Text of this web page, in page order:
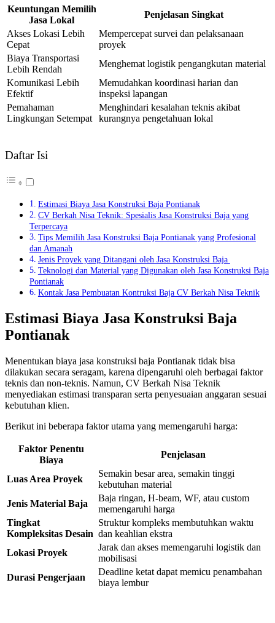
Keuntungan Memilih
Jasa Lokal
Penjelasan Singkat
Akses Lokasi Lebih
Cepat
Mempercepat survei dan pelaksanaan
proyek
Biaya Transportasi
Lebih Rendah
Menghemat logistik pengangkutan material
Komunikasi Lebih
Efektif
Memudahkan koordinasi harian dan
inspeksi lapangan
Pemahaman
Lingkungan Setempat
Menghindari kesalahan teknis akibat
kurangnya pengetahuan lokal
Daftar Isi
Estimasi Biaya Jasa Konstruksi Baja Pontianak
CV Berkah Nisa Teknik: Spesialis Jasa Konstruksi Baja yang
Terpercaya
Tips Memilih Jasa Konstruksi Baja Pontianak yang Profesional
dan Amanah
Jenis Proyek yang Ditangani oleh Jasa Konstruksi Baja
Teknologi dan Material yang Digunakan oleh Jasa Konstruksi Baja
Pontianak
Kontak Jasa Pembuatan Kontruksi Baja CV Berkah Nisa Teknik
Estimasi Biaya Jasa Konstruksi Baja
Pontianak
Menentukan biaya jasa konstruksi baja Pontianak tidak bisa
dilakukan secara seragam, karena dipengaruhi oleh berbagai faktor
teknis dan non-teknis. Namun, CV Berkah Nisa Teknik
menyediakan estimasi transparan serta penyesuaian anggaran sesuai
kebutuhan klien.
Berikut ini beberapa faktor utama yang memengaruhi harga:
Faktor Penentu
Biaya
Penjelasan
Luas Area Proyek
Semakin besar area, semakin tinggi
kebutuhan material
Jenis Material Baja
Baja ringan, H-beam, WF, atau custom
memengaruhi harga
Tingkat
Kompleksitas Desain
Struktur kompleks membutuhkan waktu
dan keahlian ekstra
Lokasi Proyek
Jarak dan akses memengaruhi logistik dan
mobilisasi
Durasi Pengerjaan
Deadline ketat dapat memicu penambahan
biaya lembur